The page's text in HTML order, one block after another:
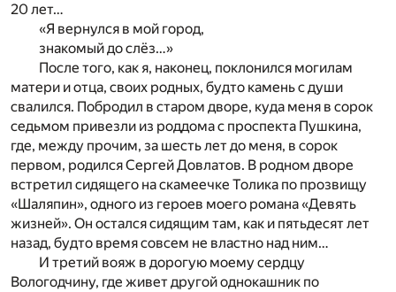
20 лет…
«Я вернулся в мой город,
знакомый до слёз…»
После того, как я, наконец, поклонился могилам
матери и отца, своих родных, будто камень с души
свалился. Побродил в старом дворе, куда меня в сорок
седьмом привезли из роддома с проспекта Пушкина,
где, между прочим, за шесть лет до меня, в сорок
первом, родился Сергей Довлатов. В родном дворе
встретил сидящего на скамеечке Толика по прозвищу
«Шаляпин», одного из героев моего романа «Девять
жизней». Он остался сидящим там, как и пятьдесят лет
назад, будто время совсем не властно над ним…
И третий вояж в дорогую моему сердцу
Вологодчину, где живет другой однокашник по